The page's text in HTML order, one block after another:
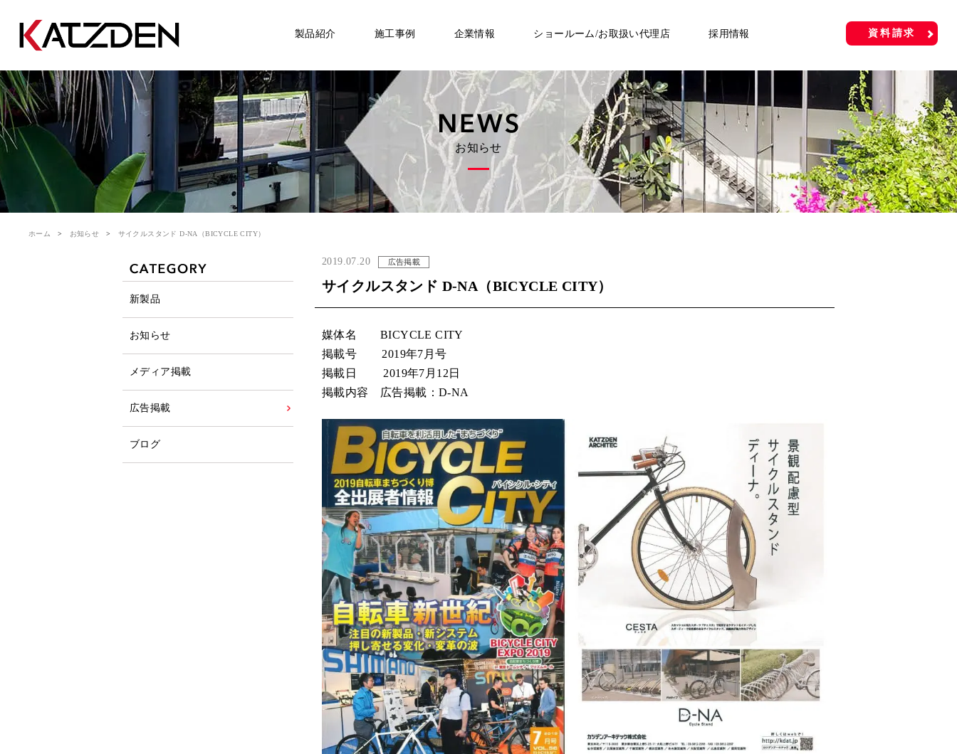
製品紹介 施工事例 企業情報 ショールーム/お取扱い代理店 採用情報 資料請求
お知らせ
ホーム お知らせ サイクルスタンド D-NA（BICYCLE CITY）
2019.07.20 広告掲載
サイクルスタンド D-NA（BICYCLE CITY）
媒体名 BICYCLE CITY
掲載号 2019年7月号
掲載日 2019年7月12日
掲載内容 広告掲載：D-NA
新製品
お知らせ
メディア掲載
広告掲載
ブログ